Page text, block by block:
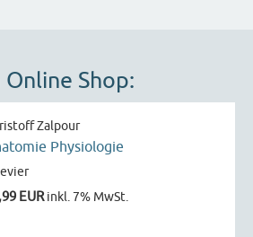
Shop:
Zalpour
Physiologie
EURinkl. 7% MwSt.